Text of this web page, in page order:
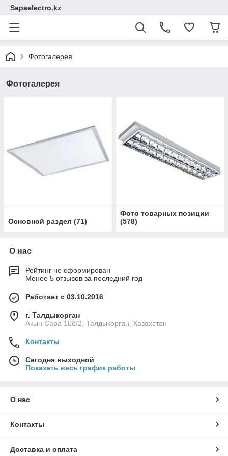
Sapaelectro.kz
Фотогалерея
Фотогалерея
Основной раздел (71)
Фото товарных позиции
(578)
О нас
Рейтинг не сформирован
Менее 5 отзывов за последний год
Работает с 03.10.2016
г. Талдыкорган
Акын Сара 108/2, Талдыкорган, Казахстан
Контакты
Сегодня выходной
Показать весь график работы
О нас
Контакты
Доставка и оплата